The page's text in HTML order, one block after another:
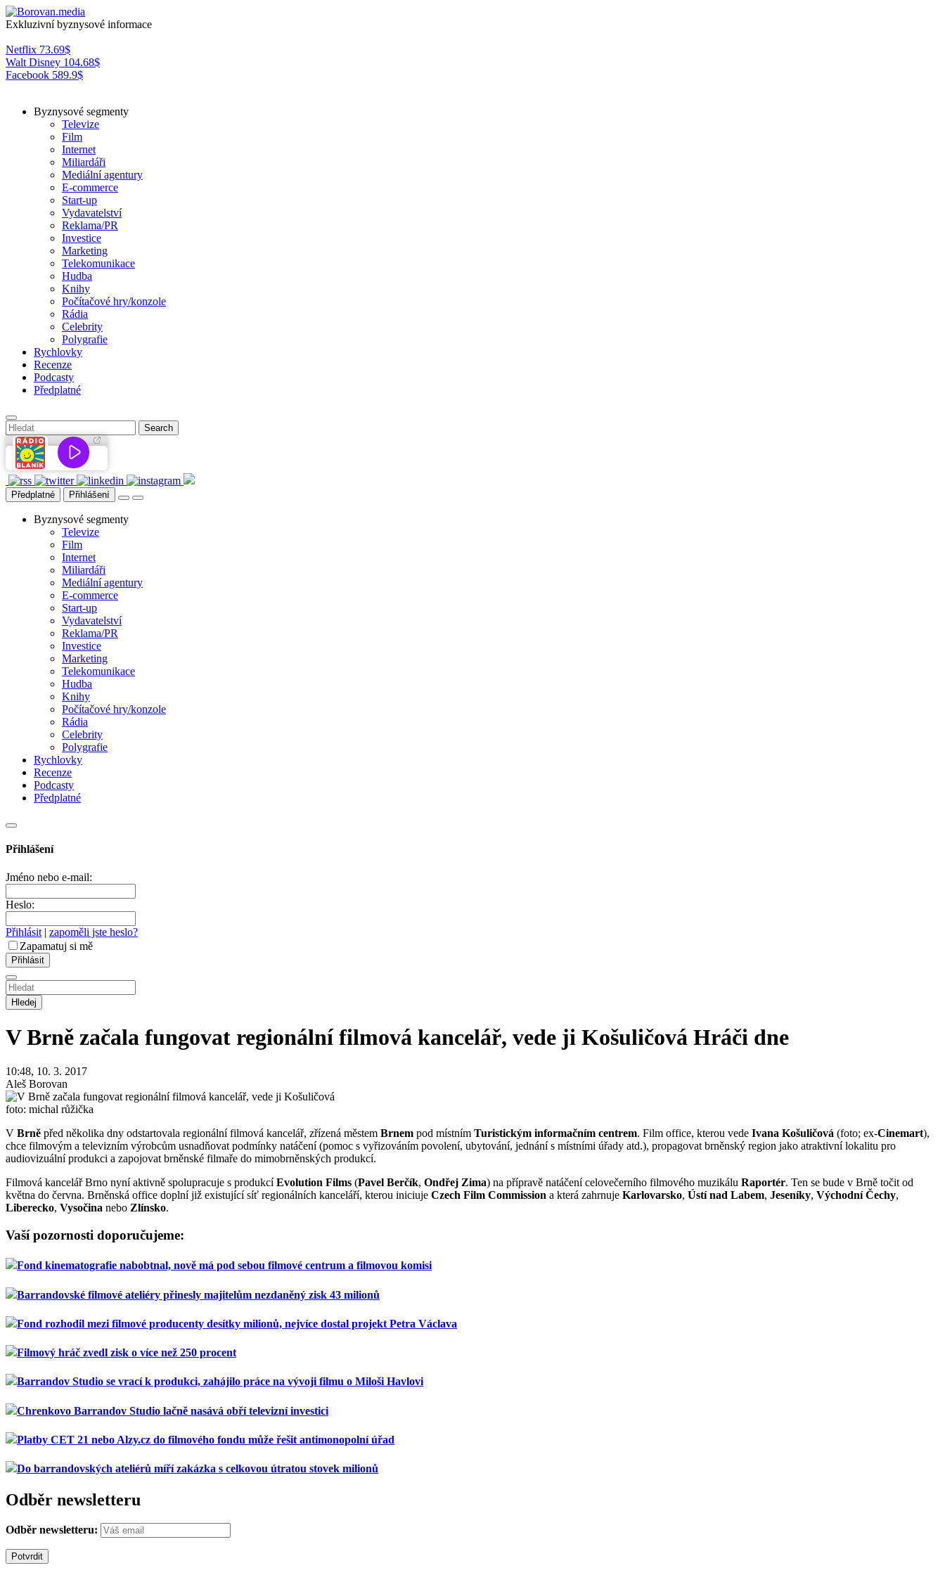
Exkluzivní byznysové informace
Netflix 73.69$
Walt Disney 104.68$
Facebook 589.9$
Byznysové segmenty
Televize
Film
Internet
Miliardáři
Mediální agentury
E-commerce
Start-up
Vydavatelství
Reklama/PR
Investice
Marketing
Telekomunikace
Hudba
Knihy
Počítačové hry/konzole
Rádia
Celebrity
Polygrafie
Rychlovky
Recenze
Podcasty
Předplatné
Předplatné Přihlášení
Byznysové segmenty
Televize
Film
Internet
Miliardáři
Mediální agentury
E-commerce
Start-up
Vydavatelství
Reklama/PR
Investice
Marketing
Telekomunikace
Hudba
Knihy
Počítačové hry/konzole
Rádia
Celebrity
Polygrafie
Rychlovky
Recenze
Podcasty
Předplatné
Přihlášení
Jméno nebo e-mail:
Heslo:
Přihlásit | zapoměli jste heslo?
Zapamatuj si mě
Hledej
V Brně začala fungovat regionální filmová kancelář, vede ji Košuličová Hráči dne
10:48, 10. 3. 2017
Aleš Borovan
foto: michal růžička
V Brně před několika dny odstartovala regionální filmová kancelář, zřízená městem Brnem pod místním Turistickým informačním centrem. Film office, kterou vede Ivana Košuličová (foto; ex-Cinemart),
chce filmovým a televizním výrobcům usnadňovat podmínky natáčení (pomoc s vyřizováním povolení, ubytování, jednání s místními úřady atd.), propagovat brněnský region jako atraktivní lokalitu pro
audiovizuální produkci a zapojovat brněnské filmaře do mimobrněnských produkcí.
Filmová kancelář Brno nyní aktivně spolupracuje s produkcíEvolution Films (Pavel Berčík, Ondřej Zima) na přípravě natáčení celovečerního filmového muzikálu Raportér. Ten se bude v Brně točit od
května do června. Brněnská office doplní již existující síť regionálních kanceláří, kterou iniciuje Czech Film Commission a která zahrnuje Karlovarsko, Ústí nad Labem, Jeseníky, Východní Čechy,
Liberecko, Vysočina nebo Zlínsko.
Vaší pozornosti doporučujeme:
Fond kinematografie nabobtnal, nově má pod sebou filmové centrum a filmovou komisi
Barrandovské filmové ateliéry přinesly majitelům nezdaněný zisk 43 milionů
Fond rozhodil mezi filmové producenty desítky milionů, nejvíce dostal projekt Petra Václava
Filmový hráč zvedl zisk o více než 250 procent
Barrandov Studio se vrací k produkci, zahájilo práce na vývoji filmu o Miloši Havlovi
Chrenkovo Barrandov Studio lačně nasává obří televizní investici
Platby CET 21 nebo Alzy.cz do filmového fondu může řešit antimonopolní úřad
Do barrandovských ateliérů míří zakázka s celkovou útratou stovek milionů
Odběr newsletteru
Odběr newsletteru: